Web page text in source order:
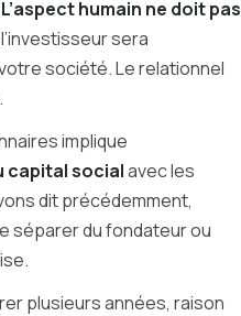
L’aspect humain ne doit pas
sera
société. Le relationnel
implique
capital socialavec les
dit précédemment,
séparer du fondateur ou
plusieurs années, raison